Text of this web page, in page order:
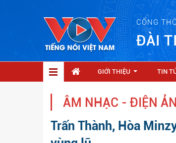
CỔNG
ĐÀI
GIỚI THIỆU TIN
ÂM NHẠC - ĐIỆN
Trấn Thành, Hòa